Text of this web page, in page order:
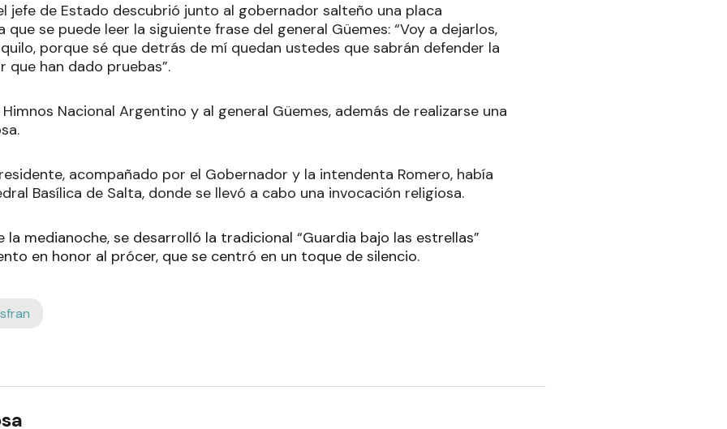
jefe de Estado descubrió junto al gobernador salteño una placa
se puede leer la siguiente frase del general Güemes: “Voy a dejarlos,
porque sé que detrás de mí quedan ustedes que sabrán defender la
que han dado pruebas”.
Nacional Argentino y al general Güemes, además de realizarse una
acompañado por el Gobernador y la intendenta Romero, había
Basílica de Salta, donde se llevó a cabo una invocación religiosa.
la medianoche, se desarrolló la tradicional “Guardia bajo las estrellas”
en honor al prócer, que se centró en un toque de silencio.